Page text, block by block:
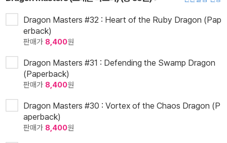
Dragon Masters #32 : Heart of the Ruby Dragon (Pap
erback)
판매가 8,400원
Dragon Masters #31 : Defending the Swamp Dragon
(Paperback)
판매가 8,400원
Dragon Masters #30 : Vortex of the Chaos Dragon (P
aperback)
판매가 8,400원